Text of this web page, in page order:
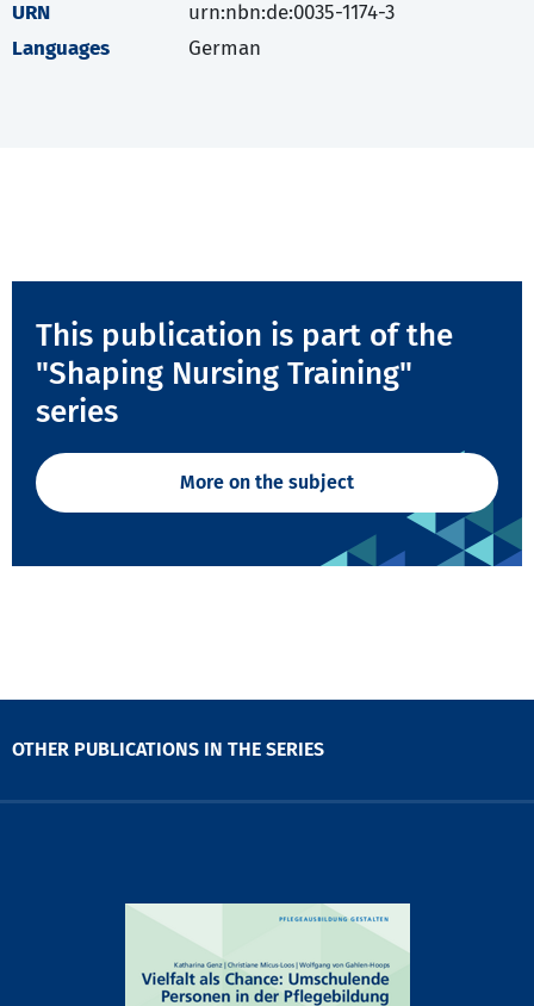
URN
urn:nbn:de:0035-1174-3
Languages
German
This publication is part of the
"Shaping Nursing Training"
series
More on the subject
OTHER PUBLICATIONS IN THE SERIES